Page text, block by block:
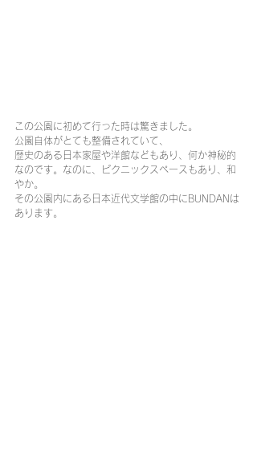
この公園に初めて行った時は驚きました。
公園自体がとても整備されていて、
歴史のある日本家屋や洋館などもあり、何か神秘的
なのです。なのに、ピクニックスペースもあり、和
やか。
その公園内にある日本近代文学館の中にBUNDANは
あります。